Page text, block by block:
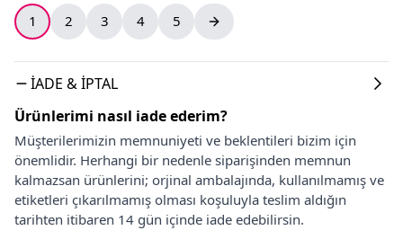
1 2 3 4 5
İADE & İPTAL
Ürünlerimi nasıl iade ederim?
Müşterilerimizin memnuniyeti ve beklentileri bizim için
önemlidir. Herhangi bir nedenle siparişinden memnun
kalmazsan ürünlerini; orjinal ambalajında, kullanılmamış ve
etiketleri çıkarılmamış olması koşuluyla teslim aldığın
tarihten itibaren 14 gün içinde iade edebilirsin.